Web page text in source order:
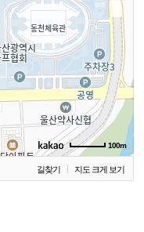
100m
길찾기 지도 크게 보기